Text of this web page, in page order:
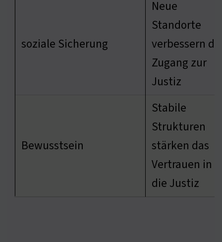
soziale Sicherung
Neue
Standorte
verbessern
Zugang zur
Justiz
Bewusstsein
Stabile
Strukturen
stärken das
Vertrauen in
die Justiz